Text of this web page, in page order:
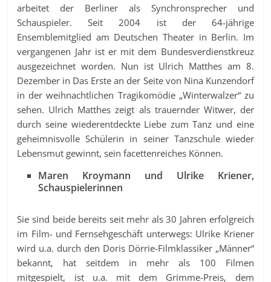
arbeitet der Berliner als Synchronsprecher und
Schauspieler. Seit 2004 ist der 64-jährige
Ensemblemitglied am Deutschen Theater in Berlin. Im
vergangenen Jahr ist er mit dem Bundesverdienstkreuz
ausgezeichnet worden. Nun ist Ulrich Matthes am 8.
Dezember in Das Erste an der Seite von Nina Kunzendorf
in der weihnachtlichen Tragikomödie „Winterwalzer“ zu
sehen. Ulrich Matthes zeigt als trauernder Witwer, der
durch seine wiederentdeckte Liebe zum Tanz und eine
geheimnisvolle Schülerin in seiner Tanzschule wieder
Lebensmut gewinnt, sein facettenreiches Können.
Maren Kroymann und Ulrike Kriener,
Schauspielerinnen
Sie sind beide bereits seit mehr als 30 Jahren erfolgreich
im Film- und Fernsehgeschäft unterwegs: Ulrike Kriener
wird u.a. durch den Doris Dörrie-Filmklassiker „Männer“
bekannt, hat seitdem in mehr als 100 Filmen
mitgespielt, ist u.a. mit dem Grimme-Preis, dem